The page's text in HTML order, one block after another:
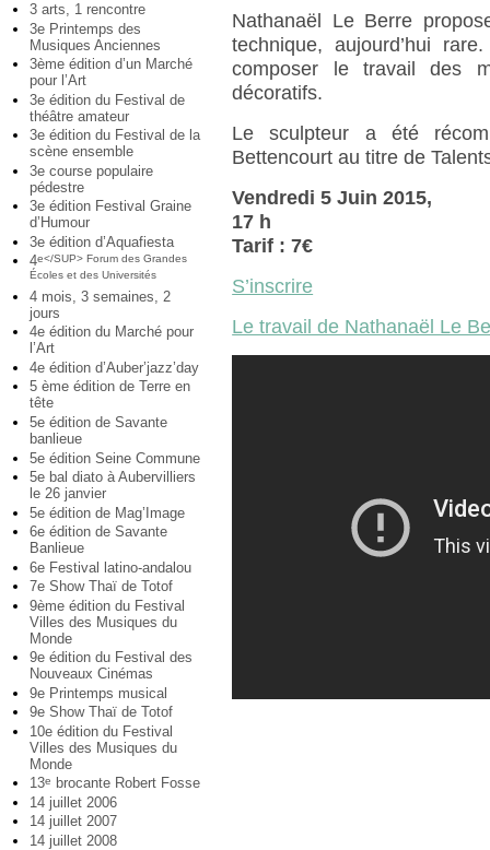
3 arts, 1 rencontre
3e Printemps des
Musiques Anciennes
3ème édition d’un Marché
pour l’Art
3e édition du Festival de
théâtre amateur
3e édition du Festival de la
scène ensemble
3e course populaire
pédestre
3e édition Festival Graine
d’Humour
3e édition d’Aquafiesta
4e</SUP> Forum des Grandes
Écoles et des Universités
4 mois, 3 semaines, 2
jours
4e édition du Marché pour
l’Art
4e édition d’Auber’jazz’day
5 ème édition de Terre en
tête
5e édition de Savante
banlieue
5e édition Seine Commune
5e bal diato à Aubervilliers
le 26 janvier
5e édition de Mag’Image
6e édition de Savante
Banlieue
6e Festival latino-andalou
7e Show Thaï de Totof
9ème édition du Festival
Villes des Musiques du
Monde
9e édition du Festival des
Nouveaux Cinémas
9e Printemps musical
9e Show Thaï de Totof
10e édition du Festival
Villes des Musiques du
Monde
13e
brocante Robert Fosse
14 juillet 2006
14 juillet 2007
14 juillet 2008
Nathanaël Le Berre
technique, aujourd’hui
composer le travail des
décoratifs.
Le sculpteur a été
Bettencourt au titre de
Vendredi 5 Juin 2015,
17 h
Tarif : 7€
S’inscrire
Le travail de Nathanaël Le